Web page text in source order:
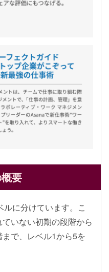
要
に分けています。こ
いない初期の段階から
で、レベル1から5を